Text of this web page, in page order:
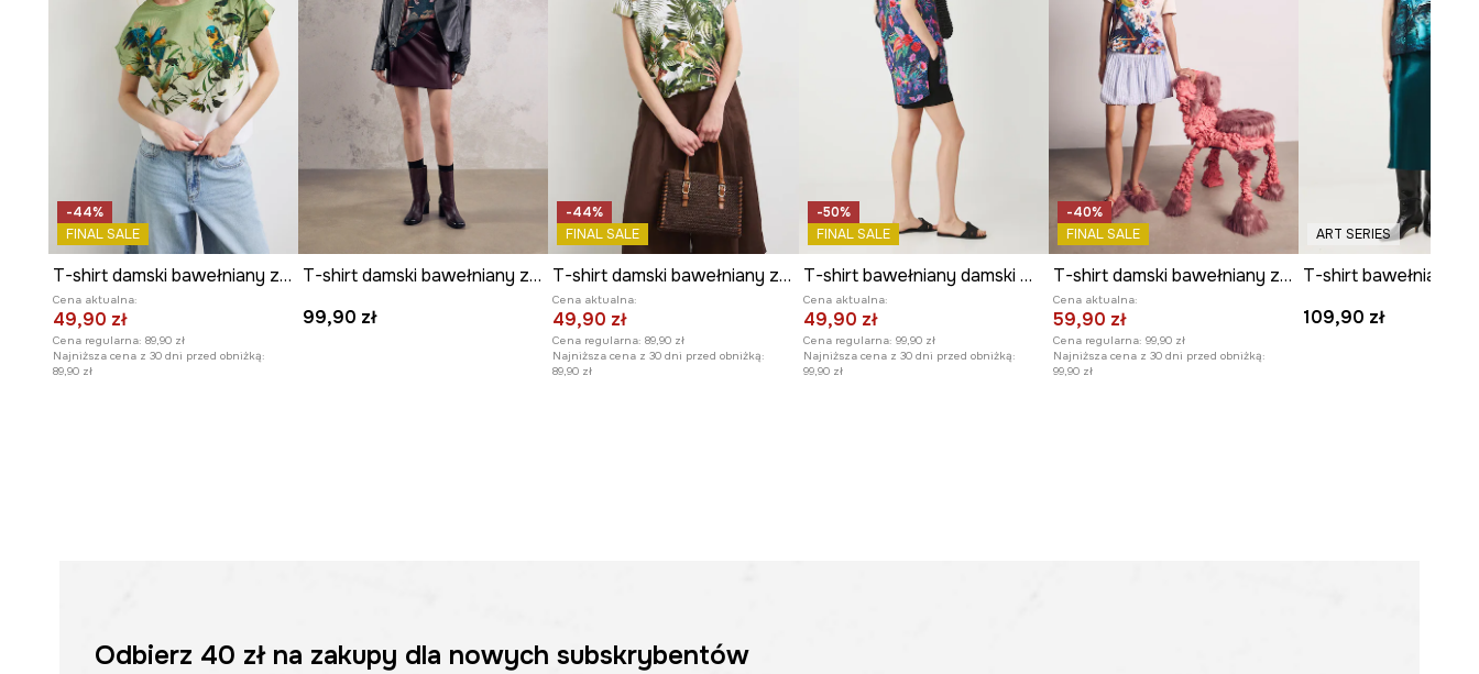
Wzór przedstawia kolaż inspirowany dziełem „Radość życia” autorstwa Henriego
Matisse’a.
- Fason oversize.
- Krótki rękaw.
- Obniżona linia ramion.
- Okrągły dekolt.
- Model z ozdobnym haftem.
- Wzorzysta dzianina.
- Długość: 65 cm.
- Wymiary podane dla rozmiaru: S.
Zobacz wymiary produktu
-44%
FINAL SALE
T-shirt damski bawełniany z elastanem z motywem roślinnym
Cena aktualna:
49,90 zł
Cena regularna: 89,90 zł
Najniższa cena z 30 dni przed obniżką:
89,90 zł
T-shirt damski bawełniany z kolekcji Mythical Creatures
99,90 zł
-44%
FINAL SALE
T-shirt damski bawełniany z elastanem z motywem roślinnym
Cena aktualna:
49,90 zł
Cena regularna: 89,90 zł
Najniższa cena z 30 dni przed obniżką:
89,90 zł
-50%
FINAL SALE
T-shirt bawełniany damski wzorzysty kolor multicolor
Cena aktualna:
49,90 zł
Cena regularna: 99,90 zł
Najniższa cena z 30 dni przed obniżką:
99,90 zł
-40%
FINAL SALE
T-shirt damski bawełniany z elastanem z kolekcji Kit Mizeres x Medicine
Cena aktualna:
59,90 zł
Cena regularna: 99,90 zł
Najniższa cena z 30 dni przed obniżką:
99,90 zł
ART SERIES
109,90 zł
Odbierz 40 złna zakupy dla nowych subskrybentów